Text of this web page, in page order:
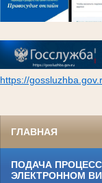
https://
ГЛАВНАЯ
ПОДАЧА
ЭЛЕКТРОННОМ